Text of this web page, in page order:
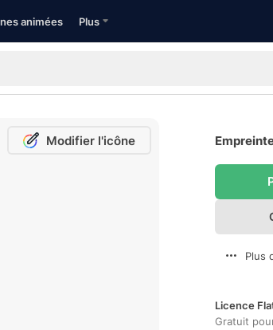
animées Plus
Modifier l'icône
Plus
Licence
Gratuit